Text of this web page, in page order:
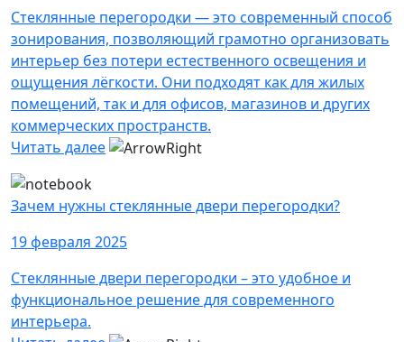
Стеклянные перегородки — это современный способ
зонирования, позволяющий грамотно организовать
интерьер без потери естественного освещения и
ощущения лёгкости. Они подходят как для жилых
помещений, так и для офисов, магазинов и других
коммерческих пространств.
Читать далее
Зачем нужны стеклянные двери перегородки?
19 февраля 2025
Стеклянные двери перегородки – это удобное и
функциональное решение для современного
интерьера.